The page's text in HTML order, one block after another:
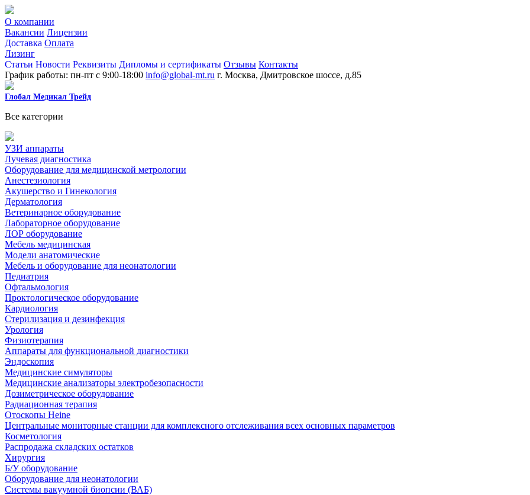
О компании
Вакансии Лицензии
Доставка Оплата
Лизинг
Статьи Новости Реквизиты Дипломы и сертификаты Отзывы Контакты
График работы: пн-пт с 9:00-18:00 info@global-mt.ru г. Москва, Дмитровское шоссе, д.85
Глобал Медикал Трейд
Все категории
УЗИ аппараты
Лучевая диагностика
Оборудование для медицинской метрологии
Анестезиология
Акушерство и Гинекология
Дерматология
Ветеринарное оборудование
Лабораторное оборудование
ЛОР оборудование
Мебель медицинская
Модели анатомические
Мебель и оборудование для неонатологии
Педиатрия
Офтальмология
Проктологическое оборудование
Кардиология
Стерилизация и дезинфекция
Урология
Физиотерапия
Аппараты для функциональной диагностики
Эндоскопия
Медицинские симуляторы
Медицинские анализаторы электробезопасности
Дозиметрическое оборудование
Радиационная терапия
Отоскопы Heine
Центральные мониторные станции для комплексного отслеживания всех основных параметров
Косметология
Распродажа складских остатков
Хирургия
Б/У оборудование
Оборудование для неонатологии
Системы вакуумной биопсии (ВАБ)